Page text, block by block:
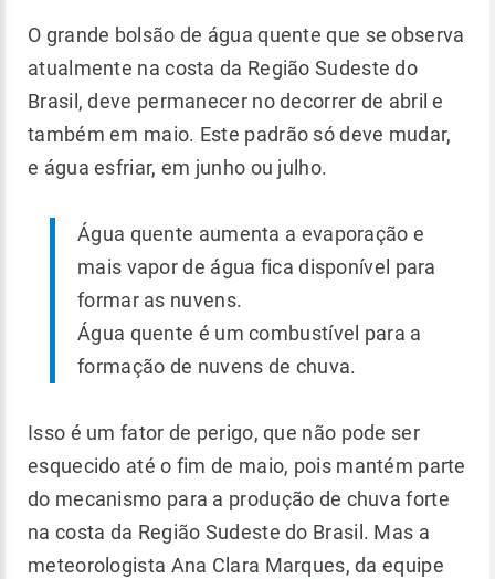
O grande bolsão de água quente que se observa
atualmente na costa da Região Sudeste do
Brasil, deve permanecer no decorrer de abril e
também em maio. Este padrão só deve mudar,
e água esfriar, em junho ou julho.
Água quente aumenta a evaporação e
mais vapor de água fica disponível para
formar as nuvens.
Água quente é um combustível para a
formação de nuvens de chuva.
Isso é um fator de perigo, que não pode ser
esquecido até o fim de maio, pois mantém parte
do mecanismo para a produção de chuva forte
na costa da Região Sudeste do Brasil. Mas a
meteorologista Ana Clara Marques, da equipe